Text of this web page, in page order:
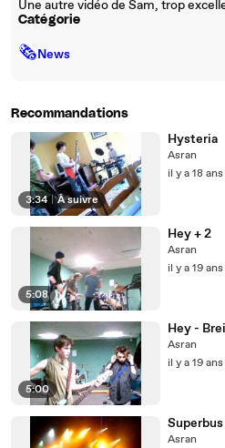
Une autre vidéo de Sam, trop
Catégorie
🗞News
Recommandations
3:34 À suivre
Hysteria
Asran
il y a 18 ans
5:08
Hey + 2
Asran
il y a 19 ans
5:00
Hey -
Asran
il y a 19 ans
Asran